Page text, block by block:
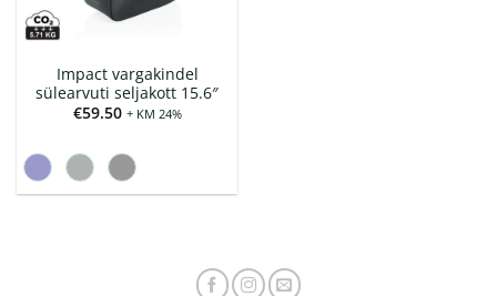
Impact vargakindel
sülearvuti seljakott 15.6″
€59.50 + KM 24%